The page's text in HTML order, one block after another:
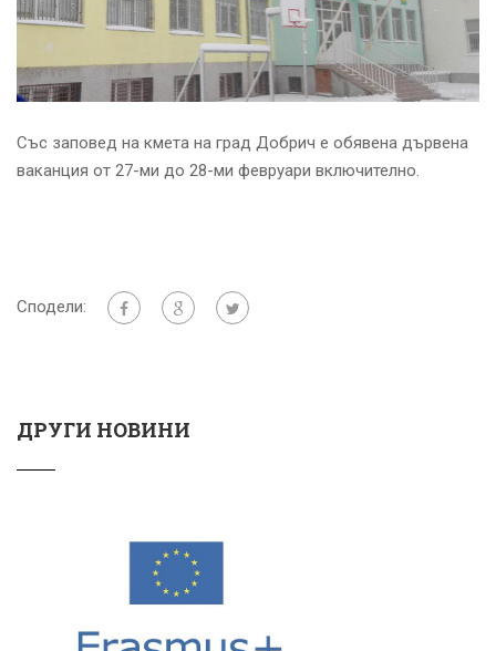
Със заповед на кмета на град Добрич е обявена дървена
ваканция от 27-ми до 28-ми февруари включително.
Сподели:
ДРУГИ НОВИНИ